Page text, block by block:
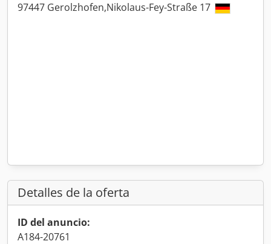
97447 Gerolzhofen,Nikolaus-Fey-Straße 17
Detalles de la oferta
ID del anuncio:
A184-20761